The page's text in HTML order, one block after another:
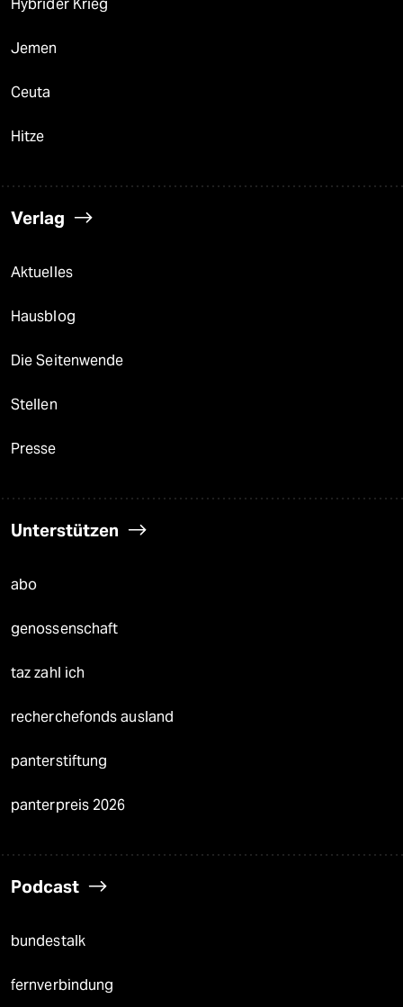
Hybrider Krieg
Jemen
Ceuta
Hitze
Verlag
Aktuelles
Hausblog
Die Seitenwende
Stellen
Presse
Unterstützen
abo
genossenschaft
taz zahl ich
recherchefonds ausland
panterstiftung
panterpreis 2026
Podcast
bundestalk
fernverbindung